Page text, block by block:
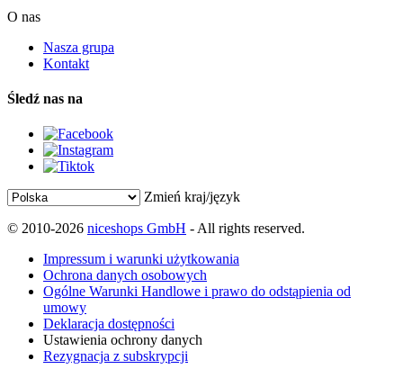
O nas
Nasza grupa
Kontakt
Śledź nas na
Zmień kraj/język
© 2010-2026 niceshops GmbH - All rights reserved.
Impressum i warunki użytkowania
Ochrona danych osobowych
Ogólne Warunki Handlowe i prawo do odstąpienia od
umowy
Deklaracja dostępności
Ustawienia ochrony danych
Rezygnacja z subskrypcji